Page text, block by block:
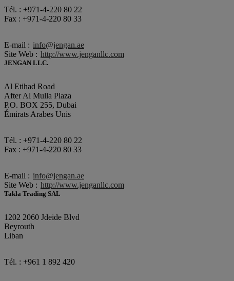
Tél. : +971-4-220 80 22
Fax : +971-4-220 80 33
E-mail : info@jengan.ae
Site Web : http://www.jenganllc.com
JENGAN LLC.
Al Etihad Road
After Al Mulla Plaza
P.O. BOX 255, Dubai
Émirats Arabes Unis
Tél. : +971-4-220 80 22
Fax : +971-4-220 80 33
E-mail : info@jengan.ae
Site Web : http://www.jenganllc.com
Takla Trading SAL
1202 2060 Jdeide Blvd
Beyrouth
Liban
Tél. : +961 1 892 420